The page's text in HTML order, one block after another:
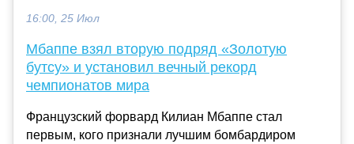
16:00, 25 Июл
Мбаппе взял вторую подряд «Золотую
бутсу» и установил вечный рекорд
чемпионатов мира
Французский форвард Килиан Мбаппе стал
первым, кого признали лучшим бомбардиром